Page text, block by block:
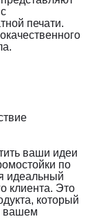
печати.
ваши идеи
по
идеальный
клиента. Это
который
вашем